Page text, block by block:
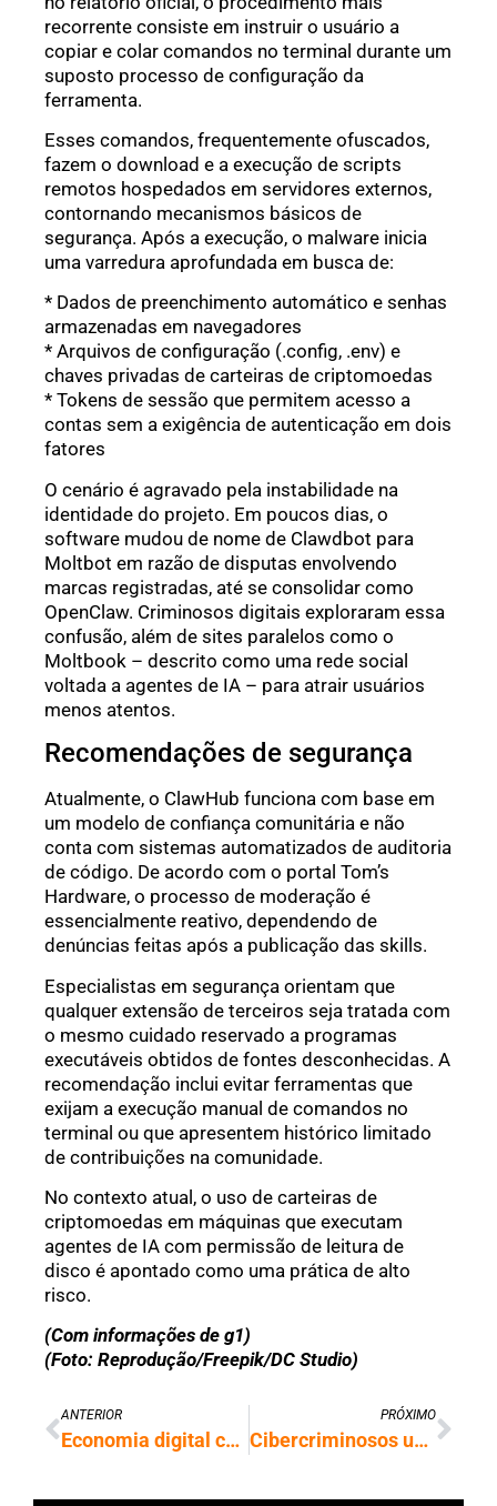
recorrente consiste em instruir o usuário a
copiar e colar comandos no terminal durante um
suposto processo de configuração da
ferramenta.
Esses comandos, frequentemente ofuscados,
fazem o download e a execução de scripts
remotos hospedados em servidores externos,
contornando mecanismos básicos de
segurança. Após a execução, o malware inicia
uma varredura aprofundada em busca de:
* Dados de preenchimento automático e senhas
armazenadas em navegadores
* Arquivos de configuração (.config, .env) e
chaves privadas de carteiras de criptomoedas
* Tokens de sessão que permitem acesso a
contas sem a exigência de autenticação em dois
fatores
O cenário é agravado pela instabilidade na
identidade do projeto. Em poucos dias, o
software mudou de nome de Clawdbot para
Moltbot em razão de disputas envolvendo
marcas registradas, até se consolidar como
OpenClaw. Criminosos digitais exploraram essa
confusão, além de sites paralelos como o
Moltbook – descrito como uma rede social
voltada a agentes de IA – para atrair usuários
menos atentos.
Recomendações de segurança
Atualmente, o ClawHub funciona com base em
um modelo de confiança comunitária e não
conta com sistemas automatizados de auditoria
de código. De acordo com o portal Tom’s
Hardware, o processo de moderação é
essencialmente reativo, dependendo de
denúncias feitas após a publicação das skills.
Especialistas em segurança orientam que
qualquer extensão de terceiros seja tratada com
o mesmo cuidado reservado a programas
executáveis obtidos de fontes desconhecidas. A
recomendação inclui evitar ferramentas que
exijam a execução manual de comandos no
terminal ou que apresentem histórico limitado
de contribuições na comunidade.
No contexto atual, o uso de carteiras de
criptomoedas em máquinas que executam
agentes de IA com permissão de leitura de
disco é apontado como uma prática de alto
risco.
(Com informações de g1)
(Foto: Reprodução/Freepik/DC Studio)
ANTERIOR
Economia digital consta entre prioridades do governo para 2026
PRÓXIMO
Cibercriminosos usam IA para espalhar trojan que grava telas de celulares Android